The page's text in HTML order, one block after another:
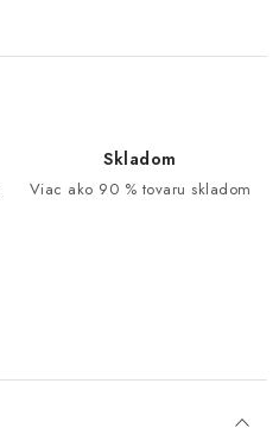
Skladom
Viac ako 90 % tovaru skladom